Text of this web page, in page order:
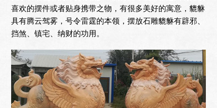
喜欢的摆件或者贴身携带之物，有很多美好的寓意，貔貅
具有腾云驾雾，号令雷霆的本领，摆放石雕貔貅有辟邪、
挡煞、镇宅、纳财的功用。